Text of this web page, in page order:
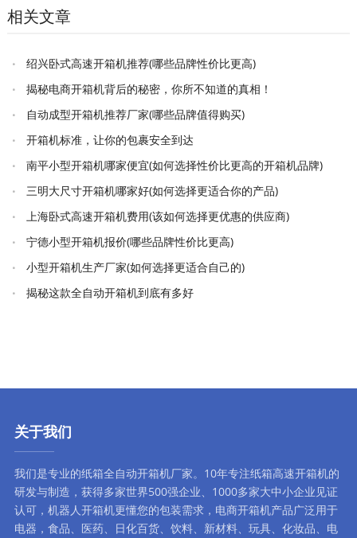
相关文章
绍兴卧式高速开箱机推荐(哪些品牌性价比更高)
揭秘电商开箱机背后的秘密，你所不知道的真相！
自动成型开箱机推荐厂家(哪些品牌值得购买)
开箱机标准，让你的包裹安全到达
南平小型开箱机哪家便宜(如何选择性价比更高的开箱机品牌)
三明大尺寸开箱机哪家好(如何选择更适合你的产品)
上海卧式高速开箱机费用(该如何选择更优惠的供应商)
宁德小型开箱机报价(哪些品牌性价比更高)
小型开箱机生产厂家(如何选择更适合自己的)
揭秘这款全自动开箱机到底有多好
关于我们
我们是专业的纸箱全自动开箱机厂家。10年专注纸箱高速开箱机的
研发与制造，获得多家世界500强企业、1000多家大中小企业见证
认可， 机器人开箱机更懂您的包装需求， 电商开箱机产品广泛用于
电器，食品、医药、日化百货、饮料、新材料、玩具、化妆品、电